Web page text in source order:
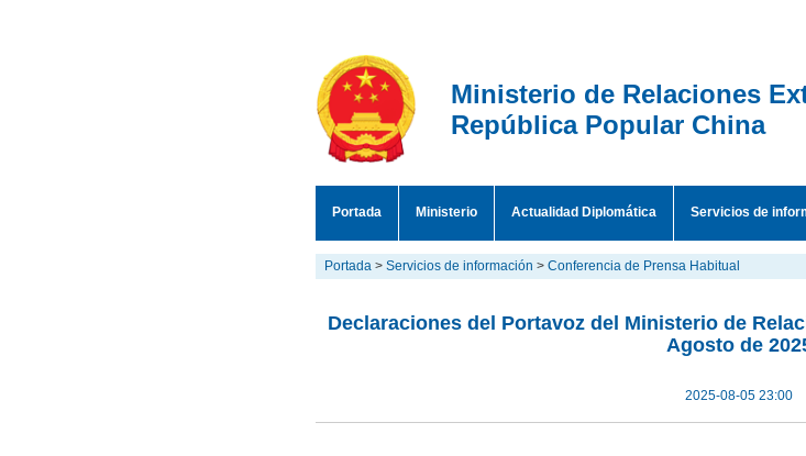
Ministerio de Relaciones
República Popular China
Portada Ministerio Actualidad Diplomática Servicios de
Portada > Servicios de información > Conferencia de Prensa Habitual
Declaraciones del Portavoz del Ministerio de
Agosto de
2025-08-05 23:00